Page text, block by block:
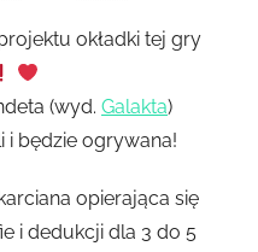
okładki tej gry
(wyd. Galakta)
i będzie ogrywana!
opierająca się
i dedukcji dla 3 do 5